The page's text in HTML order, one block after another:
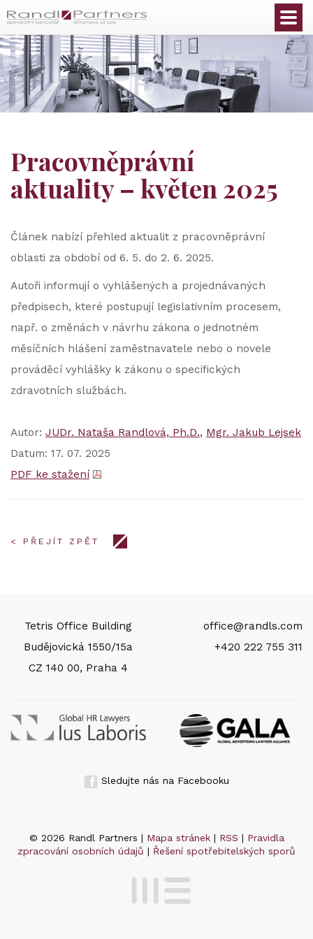
Pracovněprávní
aktuality – květen 2025
Článek nabízí přehled aktualit z pracovněprávní
oblasti za období od 6. 5. do 2. 6. 2025.
Autoři informují o vyhlášených a projednávaných
předpisech, které postupují legislativním procesem,
např. o změnách v návrhu zákona o jednotném
měsíčních hlášení zaměstnavatele nebo o novele
prováděcí vyhlášky k zákonu o specifických
zdravotních službách.
Autor: JUDr. Nataša Randlová, Ph.D.
Mgr. Jakub Lejsek
Datum: 17. 07. 2025
PDF ke stažení
< PŘEJÍT ZPĚT
Tetris Office Building
Budějovická 1550/15a
CZ 140 00, Praha 4
office@randls.com
+420 222 755 311
Sledujte nás na Facebooku
© 2026 Randl Partners | Mapa stránek| RSS | Pravidla
zpracování osobních údajů | Řešení spotřebitelských sporů
Čeština